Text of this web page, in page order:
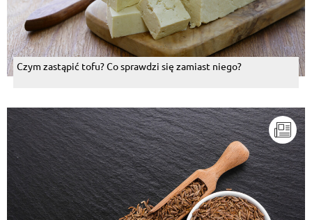
Czym zastąpić tofu? Co sprawdzi się zamiast niego?